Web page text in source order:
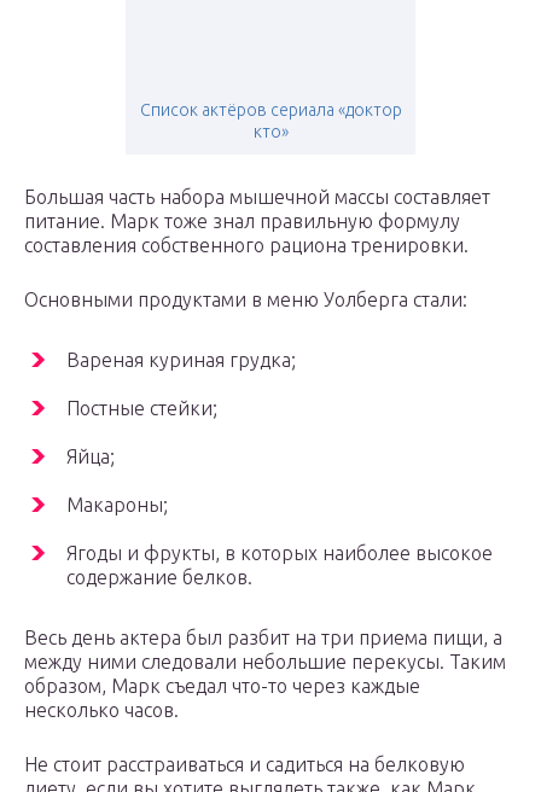
Список актёров сериала «доктор
кто»
Большая часть набора мышечной массы составляет
питание. Марк тоже знал правильную формулу
составления собственного рациона тренировки.
Основными продуктами в меню Уолберга стали:
Вареная куриная грудка;
Постные стейки;
Яйца;
Макароны;
Ягоды и фрукты, в которых наиболее высокое
содержание белков.
Весь день актера был разбит на три приема пищи, а
между ними следовали небольшие перекусы. Таким
образом, Марк съедал что-то через каждые
несколько часов.
Не стоит расстраиваться и садиться на белковую